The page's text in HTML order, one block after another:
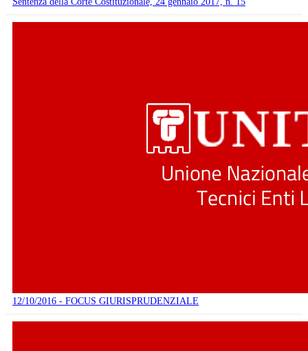
12/10/2016 - FOCUS GIURISPRUDENZIALE